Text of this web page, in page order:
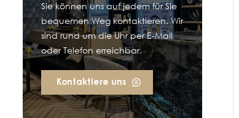
Sie können uns auf jedem für Sie
bequemen Weg kontaktieren. Wir
sind rund um die Uhr per E-Mail
oder Telefon erreichbar.
Kontaktiere uns